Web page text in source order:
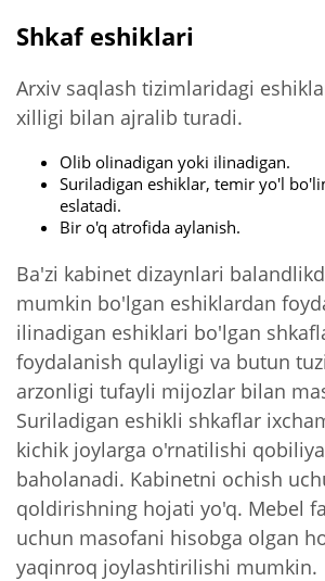
Shkaf eshiklari
Arxiv saqlash tizimlaridagi
xilligi bilan ajralib turadi.
Olib olinadigan yoki ilinadigan.
Suriladigan eshiklar, temir yo'l
eslatadi.
Bir o'q atrofida aylanish.
Ba'zi kabinet dizaynlari
mumkin bo'lgan eshiklardan
ilinadigan eshiklari bo'lgan
foydalanish qulayligi va butun
arzonligi tufayli mijozlar bilan
Suriladigan eshikli shkaflar
kichik joylarga o'rnatilishi
baholanadi. Kabinetni ochish
qoldirishning hojati yo'q. Mebel
uchun masofani hisobga olgan
yaqinroq joylashtirilishi mumkin.